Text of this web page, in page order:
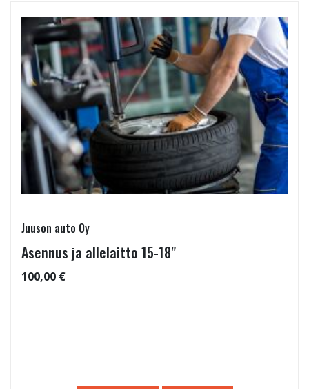
Juuson auto Oy
Asennus ja allelaitto 15-18"
100,00 €